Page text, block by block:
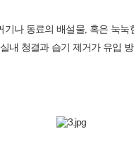
나 동료의 배설물, 혹은 눅
내 청결과 습기 제거가 유입